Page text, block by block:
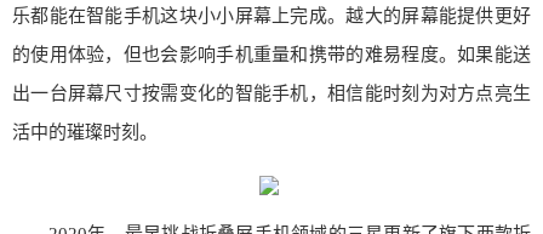
乐都能在智能手机这块小小屏幕上完成。越大的屏幕能提供更好
的使用体验，但也会影响手机重量和携带的难易程度。如果能送
出一台屏幕尺寸按需变化的智能手机，相信能时刻为对方点亮生
活中的璀璨时刻。